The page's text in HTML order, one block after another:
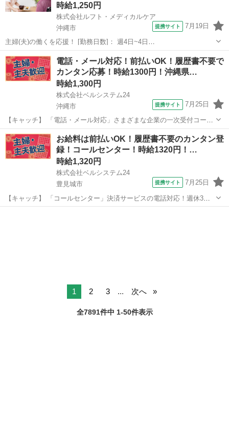
時給1,250円
株式会社ルフト・メディカルケア
沖縄市
提携サイト 7月19日
主婦(夫)の働くを応援！ [勤務日数]： 週4日~4日
07:00~11:00/16:00~20:00 月/火/水/木/金 などから選べます [勤務地・
最寄駅]： 沖縄県沖縄市胡屋周辺の病院 株式会社ルフト・メディカル
ケ...
沖縄 沖縄市 受付
電話・メール対応！前払いOK！履歴書不要で
カンタン応募！時給1300円！沖縄県…
時給1,300円
株式会社ベルシステム24
沖縄市
提携サイト 7月25日
【キャッチ】 「電話・メール対応」さまざまな企業の一次受付コール
センター！11月開始 【コメント】 ベルシステム24ではWワークや扶養
内勤務、短期や長期など様々なお仕事をご紹介可能！ お給料は前払い
で即GET◎ ▼例えば...
沖縄 沖縄市 電話対応
お給料は前払いOK！履歴書不要のカンタン登
録！コールセンター！時給1320円！…
時給1,320円
株式会社ベルシステム24
豊見城市
提携サイト 7月25日
【キャッチ】 「コールセンター」決済サービスの電話対応！週休3日
OK！未経験歓迎！8月開始！車通勤OK 【コメント】 ベルシステム24
1 2 3 ... 次へ
全7891件中 1-50件表示